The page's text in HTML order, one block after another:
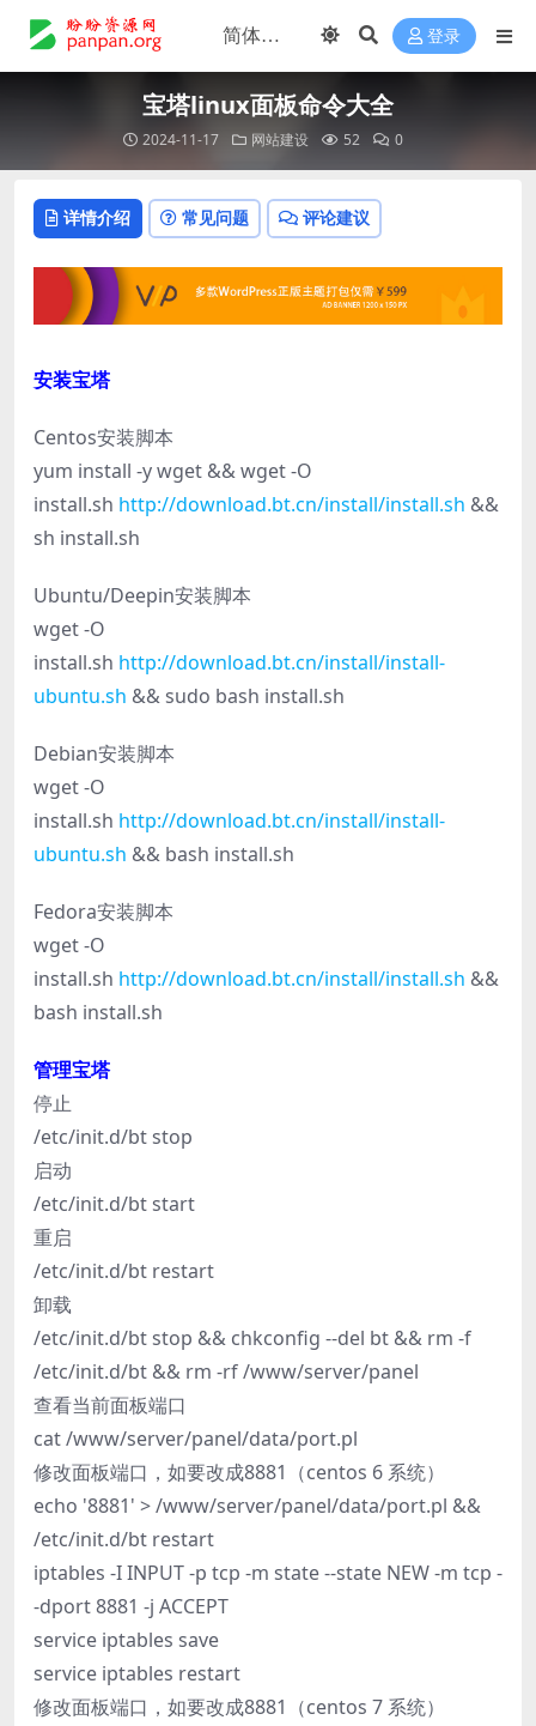
登录
宝塔linux面板命令大全
2024-11-17 网站建设 52 0
详情介绍 常见问题 评论建议
安装宝塔
Centos安装脚本
yum install -y wget && wget -O
install.sh http://download.bt.cn/install/install.sh &&
sh install.sh
Ubuntu/Deepin安装脚本
wget -O
install.sh http://download.bt.cn/install/install-
ubuntu.sh && sudo bash install.sh
Debian安装脚本
wget -O
install.sh http://download.bt.cn/install/install-
ubuntu.sh && bash install.sh
Fedora安装脚本
wget -O
install.sh http://download.bt.cn/install/install.sh &&
bash install.sh
管理宝塔
停止
/etc/init.d/bt stop
启动
/etc/init.d/bt start
重启
/etc/init.d/bt restart
卸载
/etc/init.d/bt stop && chkconfig --del bt && rm -f
/etc/init.d/bt && rm -rf /www/server/panel
查看当前面板端口
cat /www/server/panel/data/port.pl
修改面板端口，如要改成8881（centos 6 系统）
echo '8881' > /www/server/panel/data/port.pl &&
/etc/init.d/bt restart
iptables -I INPUT -p tcp -m state --state NEW -m tcp -
-dport 8881 -j ACCEPT
service iptables save
service iptables restart
修改面板端口，如要改成8881（centos 7 系统）